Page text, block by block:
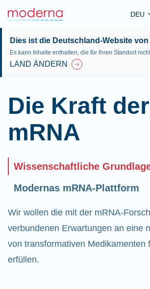
Skip to
DEU
Dies ist die Deutschland-Website
Es kann Inhalte enthalten, die für Ihren Standort
LAND ÄNDERN
Die Kraft der
mRNA
Wissenschaftliche
Modernas mRNA-Plattform
Wir wollen die mit der mRNA-
verbundenen Erwartungen an eine
von transformativen Medikamenten
erfüllen.